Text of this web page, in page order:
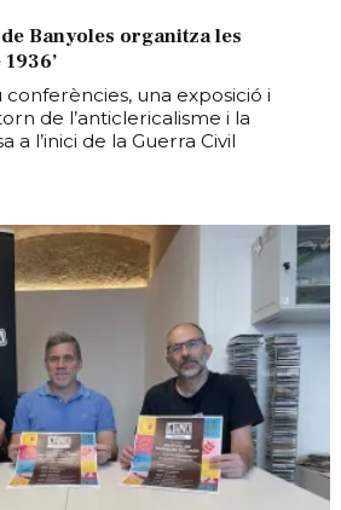
Banyoles organitza les
una exposició i
de l’anticlericalisme i la
a l’inici de la Guerra Civil